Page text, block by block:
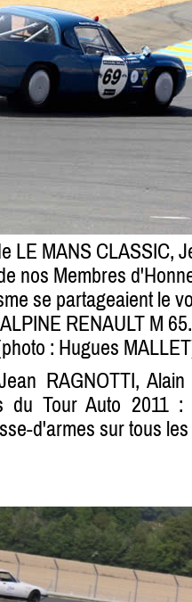
LE MANS CLASSIC,
nos Membres
se partageaient le
ALPINE RENAULT M 65.
: Hugues
RAGNOTTI,
du Tour Auto 2011
d'armes sur tous